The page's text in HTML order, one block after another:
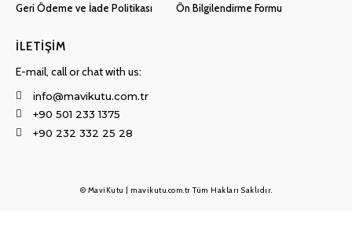
Geri Ödeme ve İade Politikası
Ön Bilgilendirme Formu
İLETIŞIM
E-mail, call or chat with us:
info@mavikutu.com.tr
+90 501 233 1375
+90 232 332 25 28
© MaviKutu | mavikutu.com.tr Tüm Hakları Saklıdır.